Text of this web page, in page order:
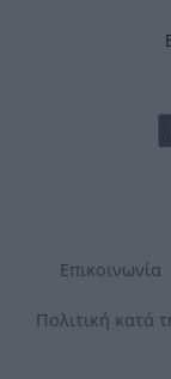
Επικοινωνία
Πολιτική κατά